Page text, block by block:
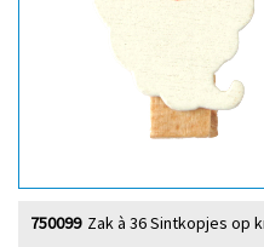
Zak à 36 Sintkopjes op
750099